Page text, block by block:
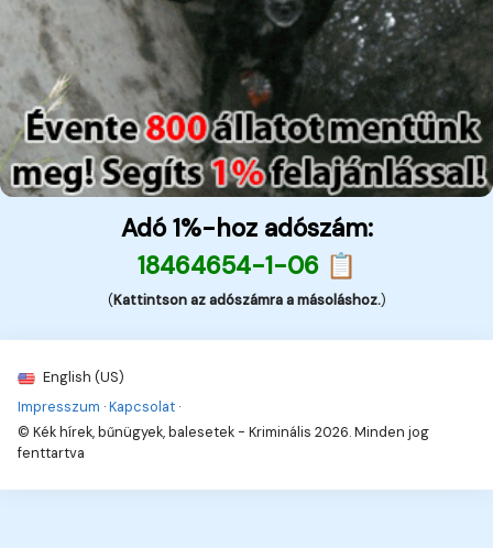
Adó 1%-hoz adószám:
18464654-1-06 📋
(Kattintson az adószámra a másoláshoz.)
English (US)
Impresszum ·Kapcsolat ·
© Kék hírek, bűnügyek, balesetek - Kriminális 2026. Minden jog
fenttartva